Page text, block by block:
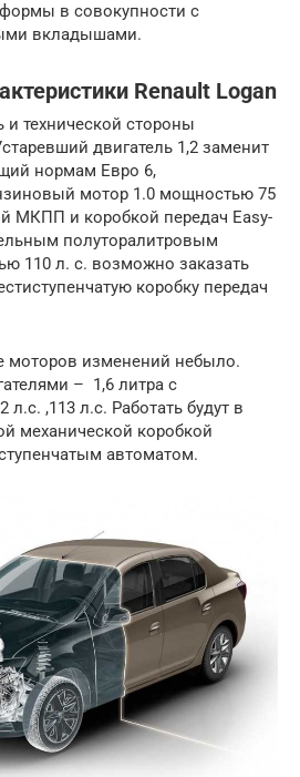
в совокупности с
вкладышами.
Renault Logan
технической стороны
двигатель 1,2 заменит
нормам Евро 6,
мотор 1.0 мощностью 75
МКПП и коробкой передач Easy-
полуторалитровым
110 л. с. возможно заказать
коробку передач
моторов изменений небыло.
– 1,6 литра с
,113 л.с. Работать будут в
механической коробкой
автоматом.